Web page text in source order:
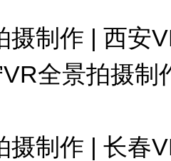
摄制作 | 西安
全景拍摄制
摄制作 | 长春